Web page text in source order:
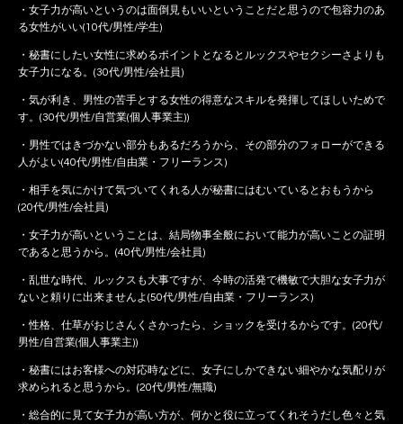
・女子力が高いというのは面倒見もいいということだと思うので包容力のあ
る女性がいい(10代/男性/学生)
・秘書にしたい女性に求めるポイントとなるとルックスやセクシーさよりも
女子力になる。(30代/男性/会社員)
・気が利き、男性の苦手とする女性の得意なスキルを発揮してほしいためで
す。(30代/男性/自営業(個人事業主))
・男性ではきづかない部分もあるだろうから、その部分のフォローができる
人がよい(40代/男性/自由業・フリーランス)
・相手を気にかけて気づいてくれる人が秘書にはむいているとおもうから
(20代/男性/会社員)
・女子力が高いということは、結局物事全般において能力が高いことの証明
であると思うから。(40代/男性/会社員)
・乱世な時代、ルックスも大事ですが、今時の活発で機敏で大胆な女子力が
ないと頼りに出来ませんよ(50代/男性/自由業・フリーランス)
・性格、仕草がおじさんくさかったら、ショックを受けるからです。(20代/
男性/自営業(個人事業主))
・秘書にはお客様への対応時などに、女子にしかできない細やかな気配りが
求められると思うから。(20代/男性/無職)
・総合的に見て女子力が高い方が、何かと役に立ってくれそうだし色々と気